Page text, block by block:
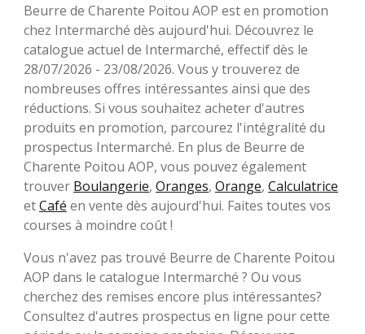
Beurre de Charente Poitou AOP est en promotion
chez Intermarché dès aujourd'hui. Découvrez le
catalogue actuel de Intermarché, effectif dès le
28/07/2026 - 23/08/2026. Vous y trouverez de
nombreuses offres intéressantes ainsi que des
réductions. Si vous souhaitez acheter d'autres
produits en promotion, parcourez l'intégralité du
prospectus Intermarché. En plus de Beurre de
Charente Poitou AOP, vous pouvez également
trouver Boulangerie, Oranges, Orange, Calculatrice
etCafé en vente dès aujourd'hui. Faites toutes vos
courses à moindre coût !
Vous n'avez pas trouvé Beurre de Charente Poitou
AOP dans le catalogue Intermarché ? Ou vous
cherchez des remises encore plus intéressantes?
Consultez d'autres prospectus en ligne pour cette